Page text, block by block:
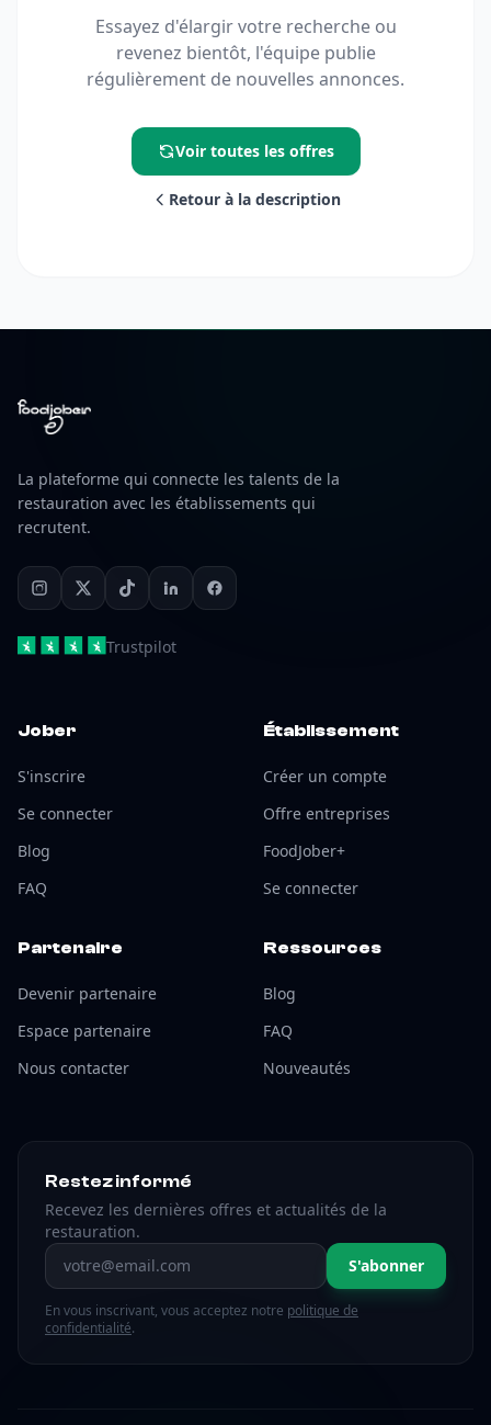
Essayez d'élargir votre recherche ou
revenez bientôt, l'équipe publie
régulièrement de nouvelles annonces.
Voir toutes les offres
Retour à la description
La plateforme qui connecte les talents de la
restauration avec les établissements qui
recrutent.
Trustpilot
Jober
S'inscrire
Se connecter
Blog
FAQ
Établissement
Créer un compte
Offre entreprises
FoodJober+
Se connecter
Partenaire
Devenir partenaire
Espace partenaire
Nous contacter
Ressources
Blog
FAQ
Nouveautés
Restez informé
Recevez les dernières offres et actualités de la
restauration.
Adresse email S'abonner
En vous inscrivant, vous acceptez notre politique de
confidentialité.